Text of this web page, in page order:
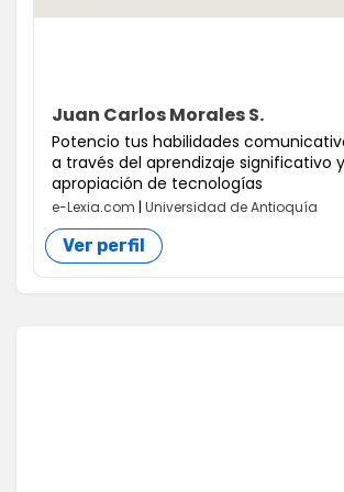
Juan Carlos Morales S.
Potencio tus habilidades
a través del aprendizaje significativo
apropiación de tecnologías
e-Lexia.com | Universidad de Antioquía
Ver perfil